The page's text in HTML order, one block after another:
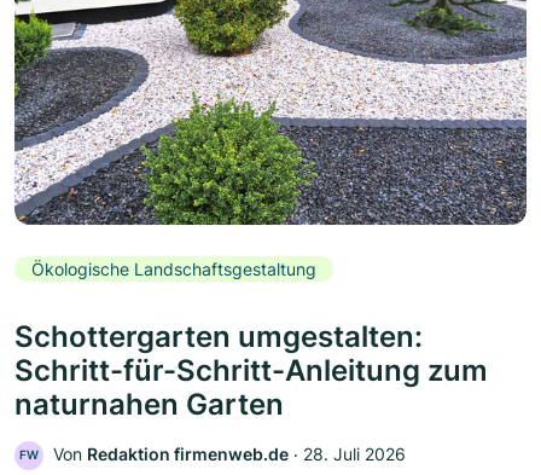
Ökologische Landschaftsgestaltung
Schottergarten umgestalten:
Schritt-für-Schritt-Anleitung zum
naturnahen Garten
FW Von Redaktion firmenweb.de ‧ 28. Juli 2026